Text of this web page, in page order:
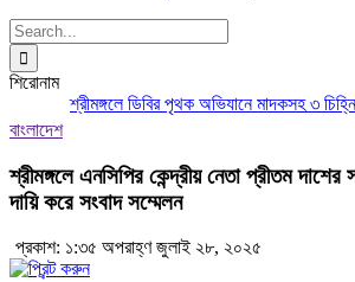
Search
for:
শিরোনাম
শ্রীমঙ্গলে ডিবির পৃথক অভিযানে মাদকসহ ৩ চিহ্নিত
বাংলাদেশ
শ্রীমঙ্গলে এনসিপির কেন্দ্রীয় নেতা প্রীতম দাশের
দায়ি করে সংবাদ সম্মেলন
প্রকাশ: ১:৩৫ অপরাহ্ণ জুলাই ২৮, ২০২৫